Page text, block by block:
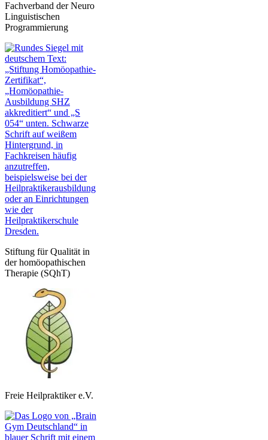
Fachverband der Neuro
Linguistischen
Programmierung
Stiftung für Qualität in
der homöopathischen
Therapie (SQhT)
Freie Heilpraktiker e.V.